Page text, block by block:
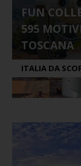
FUN
595
TOSCANA
ITALIA DA